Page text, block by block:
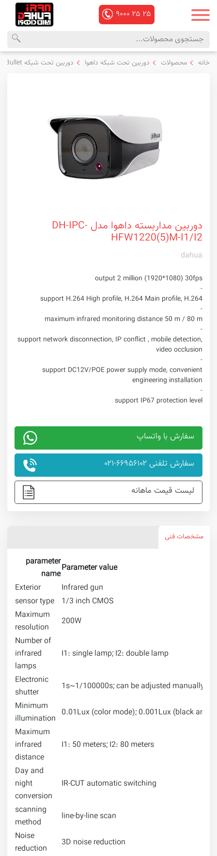
۹۰۰۰ ۲۵ ۲۵
محصولات
منوی
اصلی
خانه محصولات دوربین تحت شبکه داهوا دوربین تحت شبکه Bullet داهوا
دوربین مداربسته داهوا مدل DH-IPC-
HFW1220(5)M-I1/I2
dahua
output 2 million (1920*1080) 30fps
-
support H.264 High profile, H.264 Main profile, H.264
-
maximum infrared monitoring distance 50 m / 80 m
-
support network disconnection, IP conflict , mobile detection,
video occlusion
-
support DC12V/POE power supply mode, convenient
engineering installation
-
support IP67 protection level
سفارش با واتساپ
سفارش تلفنی ۶۶۹۵۶۱۰۲-۰۲۱
لیست قیمت ماهانه
مشخصات فنی
parameter
name
Parameter value
Exterior
Infrared gun
sensor type
1/3 inch CMOS
Maximum
resolution
200W
Number of
infrared
lamps
I1: single lamp; I2: double lamp
Electronic
shutter
1s~1/100000s; can be adjusted manually
Minimum
illumination
0.01Lux (color mode); 0.001Lux (black and
Maximum
infrared
distance
I1: 50 meters; I2: 80 meters
Day and
night
conversion
IR-CUT automatic switching
scanning
method
line-by-line scan
Noise
reduction
3D noise reduction